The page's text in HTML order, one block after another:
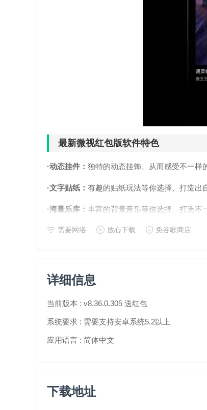
最新微视红包版软件特色
·动态挂件： 独特的动态挂饰、从而感受不一样
·文字贴纸： 有趣的贴纸玩法等你选择、打造出
·海量乐库： 丰富的背景音乐等你选择、打造不
·歌词字幕： 录制视频时可选择，实现轻松跟唱
·美颜滤镜：各种滤镜等你选择、不管是清新还
软件优势
·超好笑： 哈哈哈哈哈哈哈笑出声，活动话题全
·超好看： 小哥哥姐姐怎么这么好看嘤嘤嘤…
需要网络 放心下载 免谷歌商店
详细信息
当前版本 : v8.36.0.305 送红包
系统要求 : 需要支持安卓系统5.2以上
应用语言 : 简体中文
下载地址